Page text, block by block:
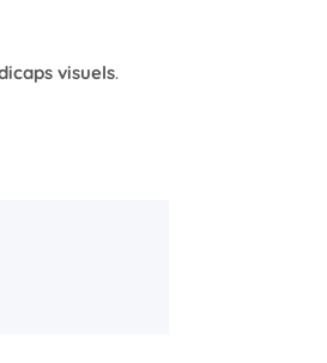
visuels.